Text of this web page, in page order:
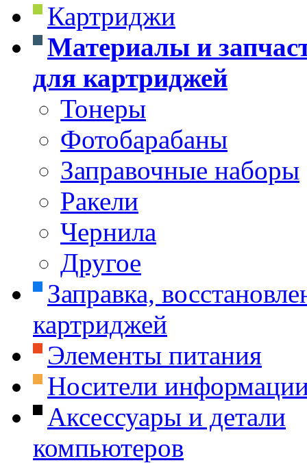
Картриджи
Материалы и
для картриджей
Тонеры
Фотобарабаны
Заправочные наборы
Ракели
Чернила
Другое
Заправка,
картриджей
Элементы питания
Носители
Аксессуары и детали
компьютеров